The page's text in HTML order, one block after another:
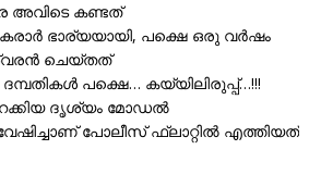
അവിടെ കണ്ടത്
ഭാര്യയായി, പക്ഷെ ഒരു വർഷം
ചെയ്തത്
പക്ഷെ… കയ്യിലിരുപ്പ്…!!!
ദൃശ്യം മോഡല്‍
പോലീസ് ഫ്ലാറ്റിൽ എത്തിയത്